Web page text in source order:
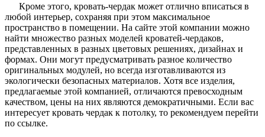
Кроме этого, кровать-чердак может отлично вписаться в
любой интерьер, сохраняя при этом максимальное
пространство в помещении. На сайте этой компании можно
найти множество разных моделей кроватей-чердаков,
представленных в разных цветовых решениях, дизайнах и
формах. Они могут предусматривать разное количество
оригинальных модулей, но всегда изготавливаются из
экологически безопасных материалов. Хотя все изделия,
предлагаемые этой компанией, отличаются превосходным
качеством, цены на них являются демократичными. Если вас
интересует кровать чердак к потолку, то рекомендуем перейти
по ссылке.